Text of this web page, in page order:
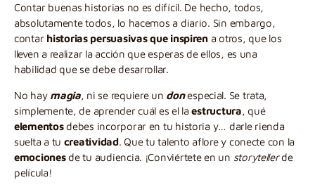
Contar buenas historias no es difícil. De hecho, todos,
absolutamente todos, lo hacemos a diario. Sin embargo,
contar historias persuasivas que inspirena otros, que los
lleven a realizar la acción que esperas de ellos, es una
habilidad que se debe desarrollar.
No hay magia, ni se requiere un donespecial. Se trata,
simplemente, de aprender cuál es el laestructura, qué
elementosdebes incorporar en tu historia y… darle rienda
suelta a tu creatividad. Que tu talento aflore y conecte con la
emocionesde tu audiencia. ¡Conviértete en un storytellerde
película!